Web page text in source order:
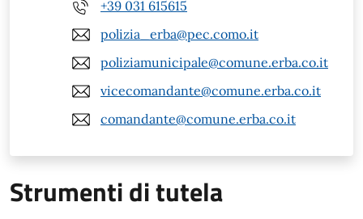
+39 031 615615
polizia_erba@pec.como.it
poliziamunicipale@comune.erba.co.it
vicecomandante@comune.erba.co.it
comandante@comune.erba.co.it
Strumenti di tutela